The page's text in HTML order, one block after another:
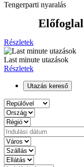
Tengerparti nyaralás
Részletek
Last minute utazások
Részletek
Utazás kereső